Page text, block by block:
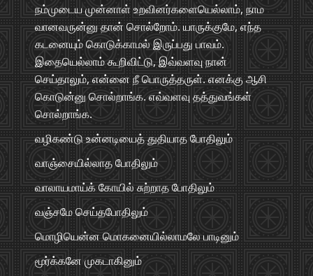
நம்முடைய முன்னாள் உறவினர்களையெல்லாம், நாம
வானவருன்னு தான் சொல்றோம். யாருக்குமே, எந்த
கடனையும் கொடுக்காமல் இருப்பது பாவம்.
இதையெல்லாம் கூறிவிட்டு, இவ்வளவு நான்
செய்தாலும், என்னை நீ பொருத்தருள். எனக்கு ஆசி
கொடுன்னு சொல்றாங்க. எவ்வளவு தத்துவங்கள்
சொல்றாங்க.
வழிகண்டு உன்னடியைத் துதியாத போதிலும்
வாஞ்சையில்லாத போதிலும்
வாலாயமாய்க் கோயில் சுற்றாத போதிலும்
வஞ்சமே செய்தபோதிலும்
மொழியென்ன மொகனையில்லாமலே பாடினும்
மூர்க்கனே முகடாகினும்